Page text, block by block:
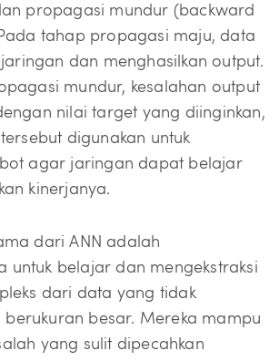
propagasi mundur (backward
tahap propagasi maju, data
dan menghasilkan output.
mundur, kesalahan output
nilai target yang diinginkan,
digunakan untuk
agar jaringan dapat belajar
kinerjanya.
dari ANN adalah
untuk belajar dan mengekstraksi
dari data yang tidak
berukuran besar. Mereka mampu
yang sulit dipecahkan